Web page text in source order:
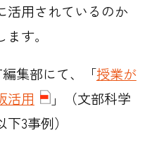
活用されているのか
す。
集部にて、「授業が
活用
」（文部科学
3事例）